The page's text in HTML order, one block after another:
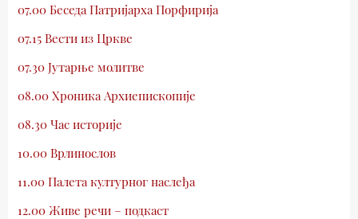
07.00 Беседа Патријарха Порфирија
07.15 Вести из Цркве
07.30 Јутарње молитве
08.00 Хроника Архиепископије
08.30 Час историје
10.00 Врлинослов
11.00 Палета културног наслеђа
12.00 Живе речи – подкаст